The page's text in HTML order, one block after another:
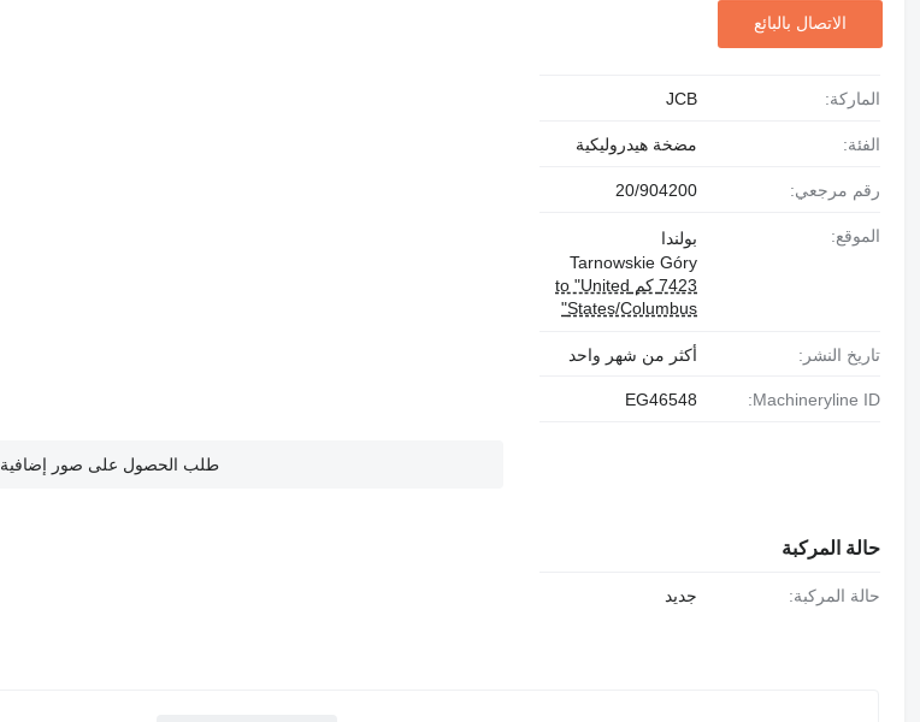
طلب الحصول على صور إضافية
الاتصال بالبائع
الماركة: JCB
الفئة: مضخة هيدروليكية
رقم مرجعي: 20/904200
الموقع:
بولندا
Tarnowskie Góry
7423 كم to "United
States/Columbus"
تاريخ النشر: أكثر من شهر واحد
Machineryline ID:
EG46548
حالة المركبة
حالة المركبة: جديد